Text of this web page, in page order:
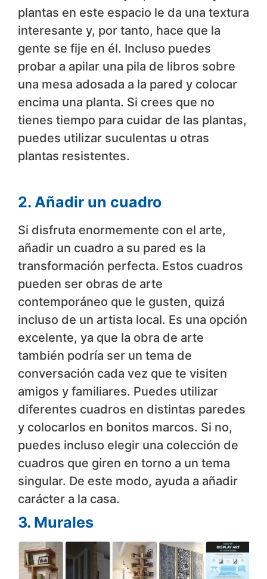
plantas en este espacio le da una textura
interesante y, por tanto, hace que la
gente se fije en él. Incluso puedes
probar a apilar una pila de libros sobre
una mesa adosada a la pared y colocar
encima una planta. Si crees que no
tienes tiempo para cuidar de las plantas,
puedes utilizar suculentas u otras
plantas resistentes.
2. Añadir un cuadro
Si disfruta enormemente con el arte,
añadir un cuadro a su pared es la
transformación perfecta. Estos cuadros
pueden ser obras de arte
contemporáneo que le gusten, quizá
incluso de un artista local. Es una opción
excelente, ya que la obra de arte
también podría ser un tema de
conversación cada vez que te visiten
amigos y familiares. Puedes utilizar
diferentes cuadros en distintas paredes
y colocarlos en bonitos marcos. Si no,
puedes incluso elegir una colección de
cuadros que giren en torno a un tema
singular. De este modo, ayuda a añadir
carácter a la casa.
3. Murales